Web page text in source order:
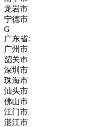
龙岩市
宁德市
G
广东省:
广州市
韶关市
深圳市
珠海市
汕头市
佛山市
江门市
湛江市